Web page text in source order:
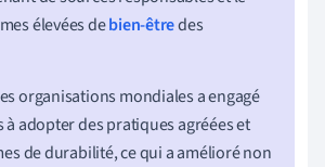
élevées debien-êtredes
organisations mondiales a engagé
adopter des pratiques agréées et
de durabilité, ce qui a amélioré non